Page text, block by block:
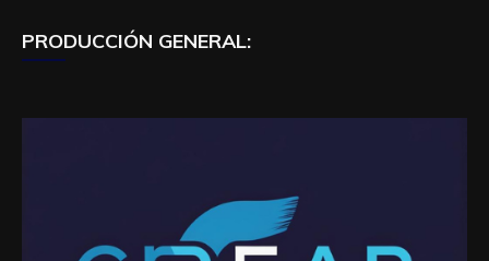
PRODUCCIÓN GENERAL: